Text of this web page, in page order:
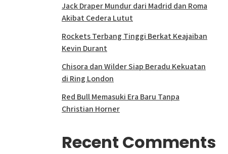
Jack Draper Mundur dari Madrid dan Roma
Akibat Cedera Lutut
Rockets Terbang Tinggi Berkat Keajaiban
Kevin Durant
Chisora dan Wilder Siap Beradu Kekuatan
di Ring London
Red Bull Memasuki Era Baru Tanpa
Christian Horner
Recent Comments